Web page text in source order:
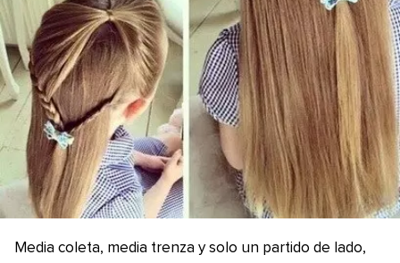
Media coleta, media trenza y solo un partido de lado,